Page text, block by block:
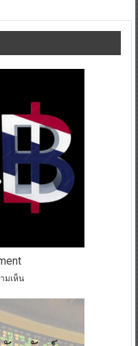
มเห็นบน
for
financial
statement